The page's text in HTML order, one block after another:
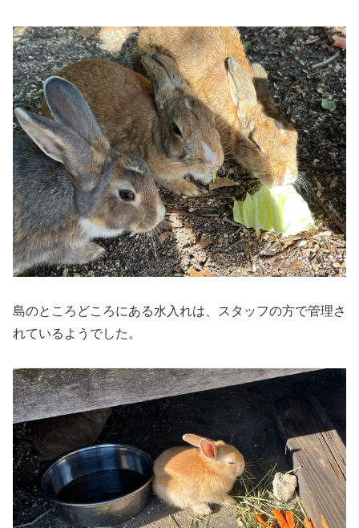
島のところどころにある水入れは、スタッフの方で管理さ
れているようでした。